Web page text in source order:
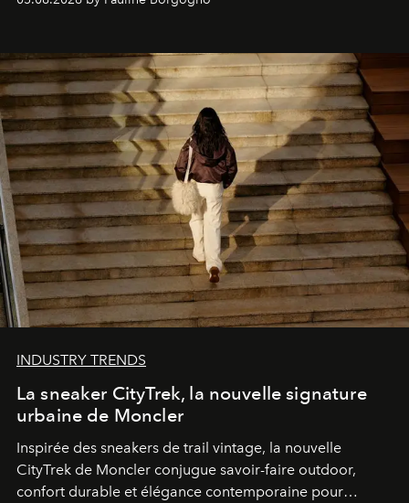
INDUSTRY TRENDS
La sneaker CityTrek, la nouvelle signature
urbaine de Moncler
Inspirée des sneakers de trail vintage, la nouvelle
CityTrek de Moncler conjugue savoir-faire outdoor,
confort durable et élégance contemporaine pour